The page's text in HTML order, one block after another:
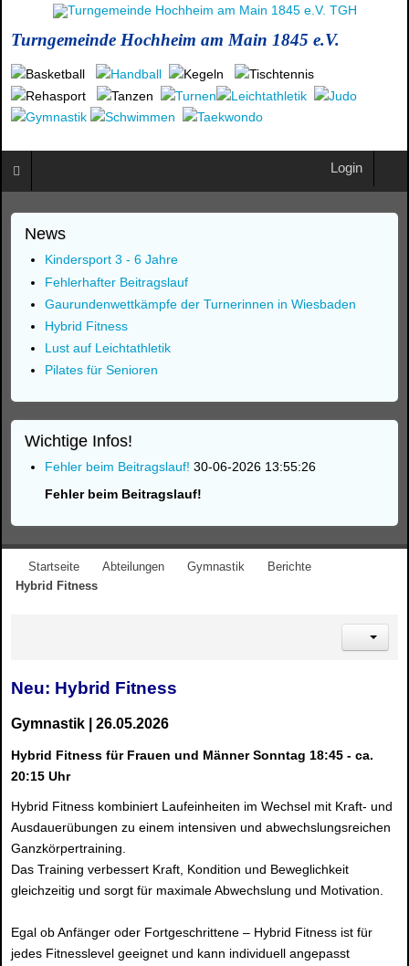
Turngemeinde Hochheim am Main 1845 e.V.
Login
News
Kindersport 3 - 6 Jahre
Fehlerhafter Beitragslauf
Gaurundenwettkämpfe der Turnerinnen in Wiesbaden
Hybrid Fitness
Lust auf Leichtathletik
Pilates für Senioren
Wichtige Infos!
Fehler beim Beitragslauf! 30-06-2026 13:55:26
Fehler beim Beitragslauf!
Startseite Abteilungen Gymnastik
Berichte
Hybrid Fitness
Neu: Hybrid Fitness
Gymnastik | 26.05.2026
Hybrid Fitness für Frauen und Männer Sonntag 18:45 - ca.
20:15 Uhr
Hybrid Fitness kombiniert Laufeinheiten im Wechsel mit Kraft- und
Ausdauerübungen zu einem intensiven und abwechslungsreichen
Ganzkörpertraining.
Das Training verbessert Kraft, Kondition und Beweglichkeit
gleichzeitig und sorgt für maximale Abwechslung und Motivation.
Egal ob Anfänger oder Fortgeschrittene – Hybrid Fitness ist für
jedes Fitnesslevel geeignet und kann individuell angepasst